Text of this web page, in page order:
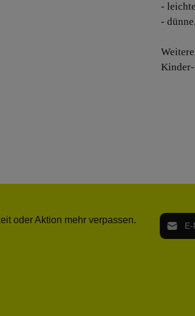
-
-
Kinder-
oder Aktion mehr verpassen. E-Mail-